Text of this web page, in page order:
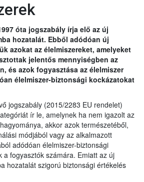
óta jogszabály írja elő az új
hozatalát. Ebből adódóan új
azokat az élelmiszereket, amelyeket
jelentős mennyiségben az
és azok fogyasztása az élelmiszer
élelmiszer-biztonsági kockázatokat
jogszabály (2015/2283 EU rendelet)
ír le, amelynek ha nem igazolt az
akkor azok természetéből,
módjából vagy az alkalmazott
adódóan élelmiszer-biztonsági
a fogyasztók számára. Emiatt az új
hozatalát szigorú biztonsági értékelés